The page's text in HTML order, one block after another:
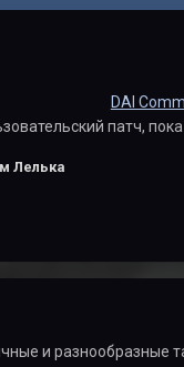
DAI
патч,
Лелька
и разнообразные